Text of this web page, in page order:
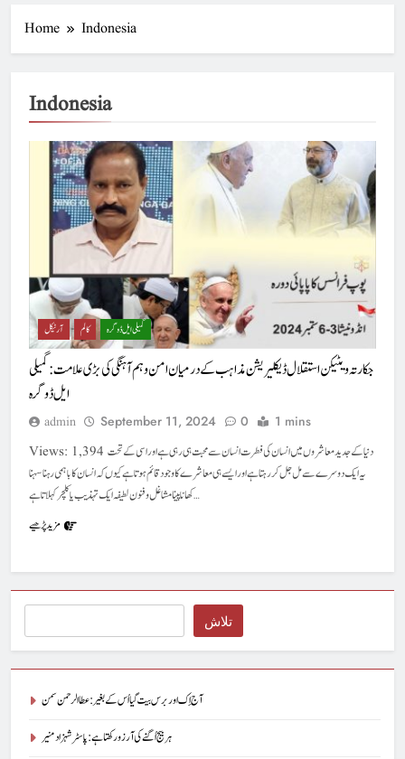
Home Indonesia
Indonesia
آرٹیکل کالم گمیلی ایل ڈوگرہ
جکارتہ ویٹیکن استقلال ڈیکلیریشن مذاہب کے درمیان امن و ہم آہنگی کی بڑی علامت : گمیلی
ایل ڈوگرہ
admin September 11, 2024 0 1 mins
Views: 1,394 دنیا کےجدید معاشروں میں انسان کی فطرت انسان سے محبت ہی رہی ہے اور اسی کے تحت
یہ ایک دوسرے سے مل جل کر رہتا ہے اور ایسے ہی معاشرے کا وجود قائم ہوتا ہے کیوں کہ انسان کا باہمی رہنا سہنا
کھانا پینامشاغل و فنون لطیفہ ایک تہذیب یا کلچر کہلاتا ہے…
مزید پڑھیے
تلاش
آج اِک اور برس بیت گیا اُس کے بغیر : عطاالرحمن سمن
ہر بیج اُگنے کی آرزو رکھتا ہے : پاسٹر شہزاد منیر